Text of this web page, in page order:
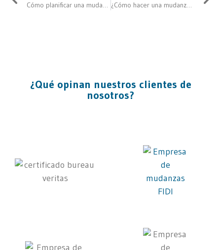
Cómo planificar una mudanza ¿Cómo hacer una mudanza sin estrés?
¿Qué opinan nuestros clientes de
nosotros?